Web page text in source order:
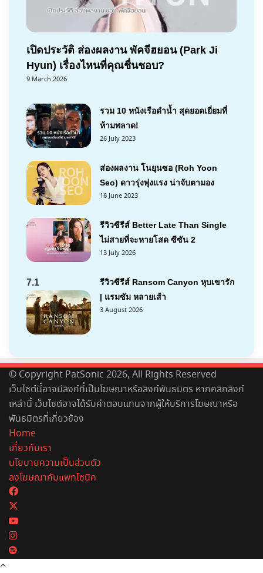
เปิดประวัติ ส่องผลงาน พัคจีฮยอน (Park Ji
Hyun) เรื่องไหนที่คุณชื่นชอบ?
9 March 2026
รวม 10 หนังเรือดำน้ำ สุดยอดเยี่ยมที่
ห้ามพลาด!
26 July 2023
ส่องผลงาน โนยุนซอ (Roh Yoon
Seo) ดาวรุ่งพุ่งแรง น่าจับตามอง
16 June 2023
รีวิวซีรีส์ Better Late Than Single
ไม่สายที่จะหายโสด ซีซัน 2
13 July 2026
7.1
รีวิวซีรีส์ Ransom Canyon หุบเขารัก
| แรมซัม หลายเส้า
3 August 2026
© Copyright PatSonic 2026, All Rights Reserved
เว็บไซต์นี้อาจมีลิงก์ที่เป็นโฆษณาหรือลิงก์พันธมิตร หากคลิกลิงก์
เหล่านี้ เว็บไซต์อาจได้รับค่าตอบแทนจากผู้ให้บริการโฆษณาหรือ
พันธมิตรที่เกี่ยวข้อง
Home
เกี่ยวกับเรา
นโยบายความเป็นส่วนตัว
ลงโฆษณากับแพทโซนิค